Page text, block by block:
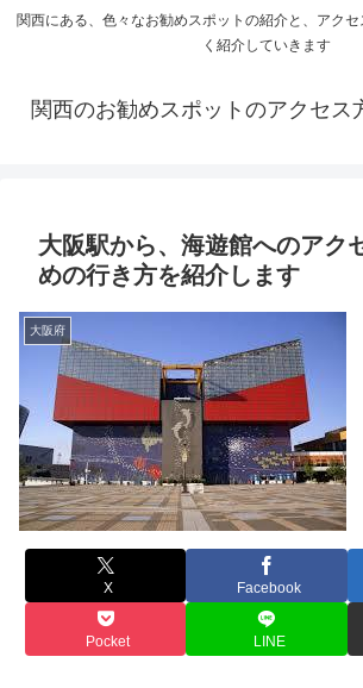
関西にある、色々なお勧めスポットの紹介と、アク
く紹介していきます
関西のお勧めスポットのアクセス
大阪駅から、海遊館へのア
めの行き方を紹介します
大阪府
X Facebook
Pocket LINE